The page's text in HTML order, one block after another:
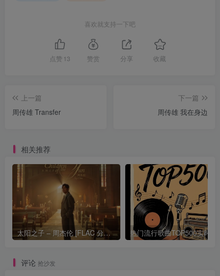
喜欢就支持一下吧
点赞 13 赞赏 分享 收藏
上一篇
周传雄 Transfer
下一篇
周传雄 我在身边
相关推荐
太阳之子 – 周杰伦 [FLAC 分轨 192Khz 24bit]
评论 抢沙发